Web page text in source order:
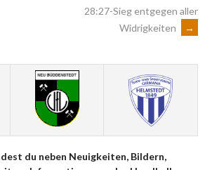
28:27-Sieg entgegen aller
Widrigkeiten
→
du neben Neuigkeiten, Bildern,